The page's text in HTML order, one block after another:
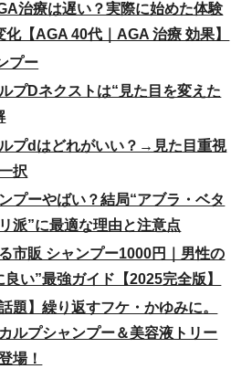
治療は遅い？実際に始めた体験
化【AGA 40代｜AGA 治療 効果】
プー
プDネクストは“見た目を変えた
ルプdはどれがいい？→見た目重視
択
プーやばい？結局“アブラ・ベタ
派”に最適な理由と注意点
市販 シャンプー1000円｜男性の
い”最強ガイド【2025完全版】
題】繰り返すフケ・かゆみに。
ルプシャンプー＆美容液トリー
場！